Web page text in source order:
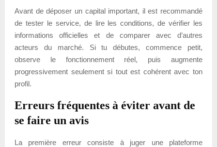
Avant de déposer un capital important, il est recommandé
de tester le service, de lire les conditions, de vérifier les
informations officielles et de comparer avec d’autres
acteurs du marché. Si tu débutes, commence petit,
observe le fonctionnement réel, puis augmente
progressivement seulement si tout est cohérent avec ton
profil.
Erreurs fréquentes à éviter avant de
se faire un avis
La première erreur consiste à juger une plateforme